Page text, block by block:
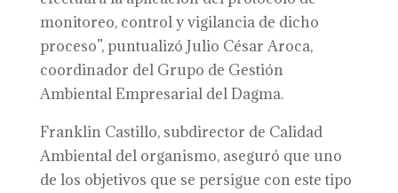
monitoreo, control y vigilancia de dicho
proceso”, puntualizó Julio César Aroca,
coordinador del Grupo de Gestión
Ambiental Empresarial del Dagma.
Franklin Castillo, subdirector de Calidad
Ambiental del organismo, aseguró que uno
de los objetivos que se persigue con este tipo